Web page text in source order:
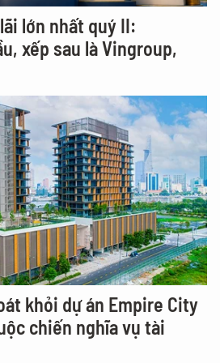
lớn nhất quý II:
xếp sau là Vingroup,
khỏi dự án Empire City
chiến nghĩa vụ tài